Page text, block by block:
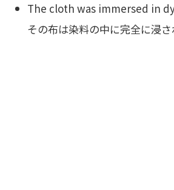
The cloth was immersed in
その布は染料の中に完全に浸さ